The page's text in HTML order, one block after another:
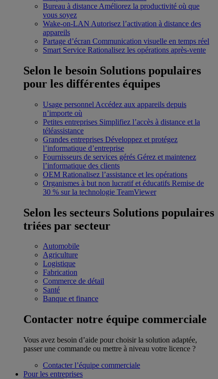
Bureau à distance Améliorez la productivité où que
vous soyez
Wake-on-LAN Autorisez l’activation à distance des
appareils
Partage d’écran Communication visuelle en temps réel
Smart Service Rationalisez les opérations après-vente
Selon le besoin Solutions populaires
pour les différentes équipes
Usage personnel Accédez aux appareils depuis
n’importe où
Petites entreprises Simplifiez l’accès à distance et la
téléassistance
Grandes entreprises Développez et protégez
l’informatique d’entreprise
Fournisseurs de services gérés Gérez et maintenez
l’informatique des clients
OEM Rationalisez l’assistance et les opérations
Organismes à but non lucratif et éducatifs Remise de
30 % sur la technologie TeamViewer
Selon les secteurs Solutions populaires
triées par secteur
Automobile
Agriculture
Logistique
Fabrication
Commerce de détail
Santé
Banque et finance
Contacter notre équipe commerciale
Vous avez besoin d’aide pour choisir la solution adaptée,
passer une commande ou mettre à niveau votre licence ?
Contacter l’équipe commerciale
Pour les entreprises